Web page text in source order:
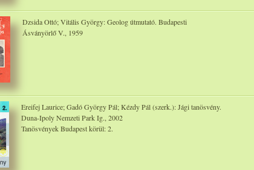
Dzsida Ottó; Vitális György: Geolog útmutató. Budapesti
Ásványörlő V., 1959
Ereifej Laurice; Gadó György Pál; Kézdy Pál (szerk.): Jági tanösvény.
Duna-Ipoly Nemzeti Park Ig., 2002
Tanösvények Budapest körül: 2.